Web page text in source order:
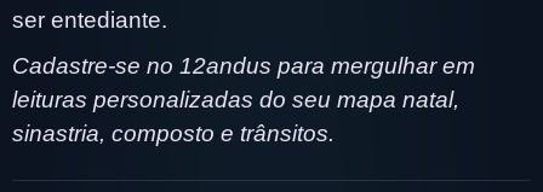
ser entediante.
Cadastre-se no 12andus para mergulhar em
leituras personalizadas do seu mapa natal,
sinastria, composto e trânsitos.